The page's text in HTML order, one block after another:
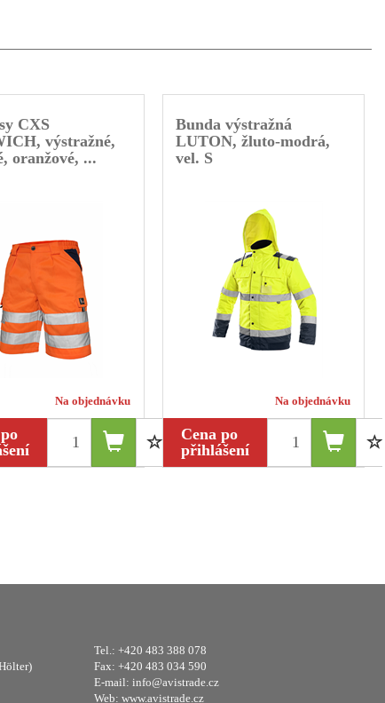
CXS
výstražné,
oranžové, ...
Na objednávku
Bunda výstražná
LUTON, žluto-modrá,
vel. S
Na objednávku
Cena po
přihlášení
Tel.: +420 483 388 078
Fax: +420 483 034 590
E-mail: info@avistrade.cz
Web: www.avistrade.cz